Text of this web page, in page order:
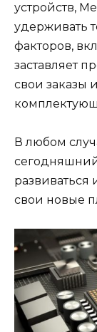
устройств,
удерживать
факторов,
заставляет
свои заказы
В любом
развиваться
свои новые